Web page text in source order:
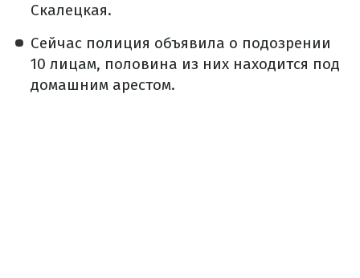
Скалецкая.
Сейчас полиция объявила о подозрении
10 лицам, половина из них находится под
домашним арестом.